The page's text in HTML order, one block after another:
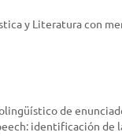
y Literatura con
de
identificación de